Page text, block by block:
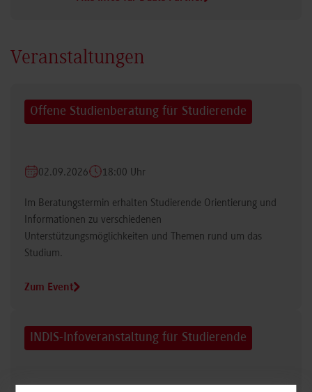
Veranstaltungen
Offene Studienberatung für Studierende
02.09.2026 18:00 Uhr
Im Beratungstermin erhalten Studierende Orientierung und
Informationen zu verschiedenen
Unterstützungsmöglichkeiten und Themen rund um das
Studium.
Zum Event
INDIS-Infoveranstaltung für Studierende